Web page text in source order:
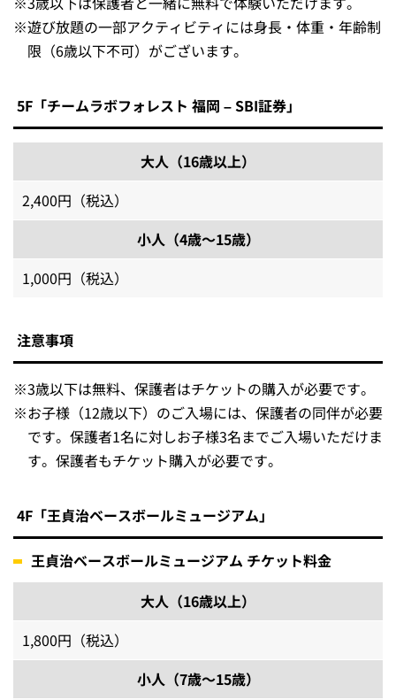
※遊び放題の一部アクティビティには身長・体重・年齢制
限（6歳以下不可）がございます。
5F「チームラボフォレスト 福岡 – SBI証券」
大人（16歳以上）
2,400円（税込）
小人（4歳～15歳）
1,000円（税込）
注意事項
※3歳以下は無料、保護者はチケットの購入が必要です。
※お子様（12歳以下）のご入場には、保護者の同伴が必要
です。保護者1名に対しお子様3名までご入場いただけま
す。保護者もチケット購入が必要です。
4F「王貞治ベースボールミュージアム」
王貞治ベースボールミュージアム チケット料金
大人（16歳以上）
1,800円（税込）
小人（7歳～15歳）